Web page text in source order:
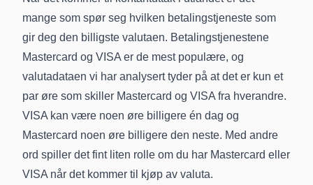
mange som spør seg hvilken betalingstjeneste som
gir deg den billigste valutaen. Betalingstjenestene
Mastercard og VISA er de mest populære, og
valutadataen vi har analysert tyder på at det er kun et
par øre som skiller Mastercard og VISA fra hverandre.
VISA kan være noen øre billigere én dag og
Mastercard noen øre billigere den neste. Med andre
ord spiller det fint liten rolle om du har Mastercard eller
VISA når det kommer til kjøp av valuta.